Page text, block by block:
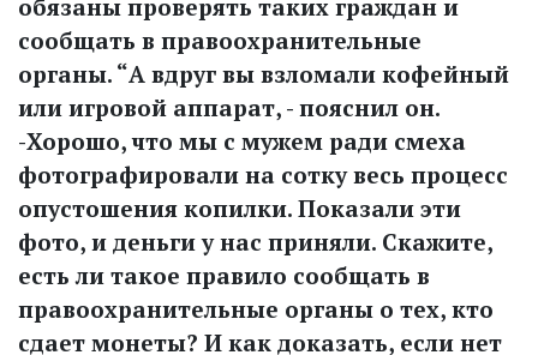
обязаны проверять таких граждан и
сообщать в правоохранительные
органы. “А вдруг вы взломали кофейный
или игровой аппарат, - пояснил он.
-Хорошо, что мы с мужем ради смеха
фотографировали на сотку весь процесс
опустошения копилки. Показали эти
фото, и деньги у нас приняли. Скажите,
есть ли такое правило сообщать в
правоохранительные органы о тех, кто
сдает монеты? И как доказать, если нет